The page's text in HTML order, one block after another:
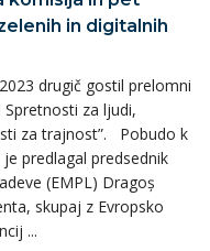
in digitalnih
drugič gostil prelomni
za ljudi,
za trajnost”. Pobudo k
predlagal predsednik
(EMPL) Dragoș
skupaj z Evropsko
...